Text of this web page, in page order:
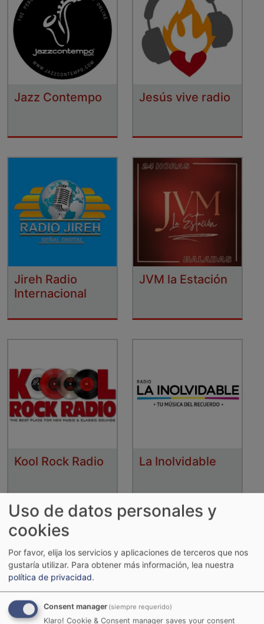
Jazz Contempo Jesús vive radio
Jireh Radio
Internacional
JVM la Estación
Kool Rock Radio La Inolvidable
Uso de datos personales y
cookies
Por favor, elija los servicios y aplicaciones de terceros que nos
gustaría utilizar. Para obtener más información, lea nuestra
política de privacidad.
Consent manager (siempre requerido)
Klaro! Cookie & Consent manager saves your consent